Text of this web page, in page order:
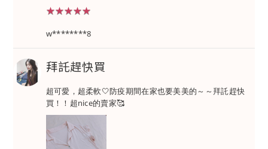
★★★★★
★★★★★
w********8
拜託趕快買
超可愛，超柔軟🤍防疫期間在家也要美美的～～拜託趕快
買！！超nice的賣家🥰